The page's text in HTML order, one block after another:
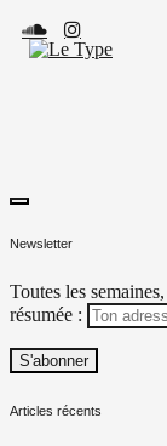
Skip
to
content
toggle
sidebar
Newsletter
Toutes les
résumée :
Articles récents